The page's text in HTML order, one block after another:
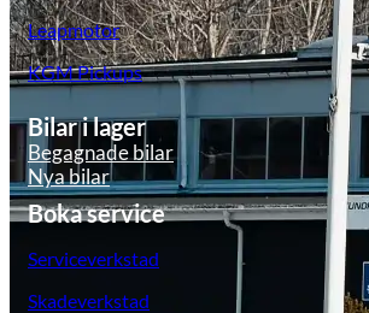
Leapmotor
KGM Pickups
Bilar i lager
Begagnade bilar
Nya bilar
Boka service
Serviceverkstad
Skadeverkstad